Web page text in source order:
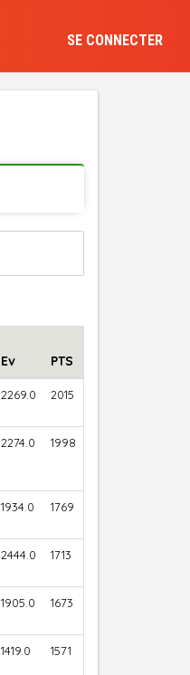
SE CONNECTER
Ev PTS
2269.0 2015
2274.0 1998
1934.0 1769
2444.0 1713
1905.0 1673
1419.0 1571